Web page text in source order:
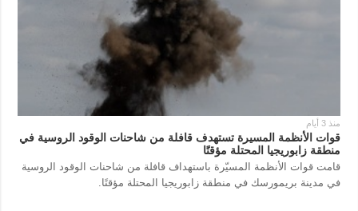
منذ 3 أيام
قوات الأنظمة المسيرة تستهدف قافلة من شاحنات الوقود الروسية في
منطقة زابوريجيا المحتلة مؤقتًا
قامت قوات الأنظمة المسيّرة باستهداف قافلة من شاحنات الوقود الروسية
في مدينة بريمورسك في منطقة زابوريجيا المحتلة مؤقتًا.